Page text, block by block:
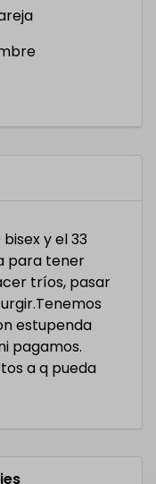
y el 33
para tener
tríos, pasar
estupenda
pagamos.
a q pueda